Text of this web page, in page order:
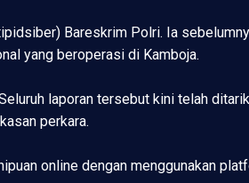
Bareskrim Polri. Ia
yang beroperasi di Kamboja.
laporan tersebut kini telah
perkara.
online dengan menggunakan